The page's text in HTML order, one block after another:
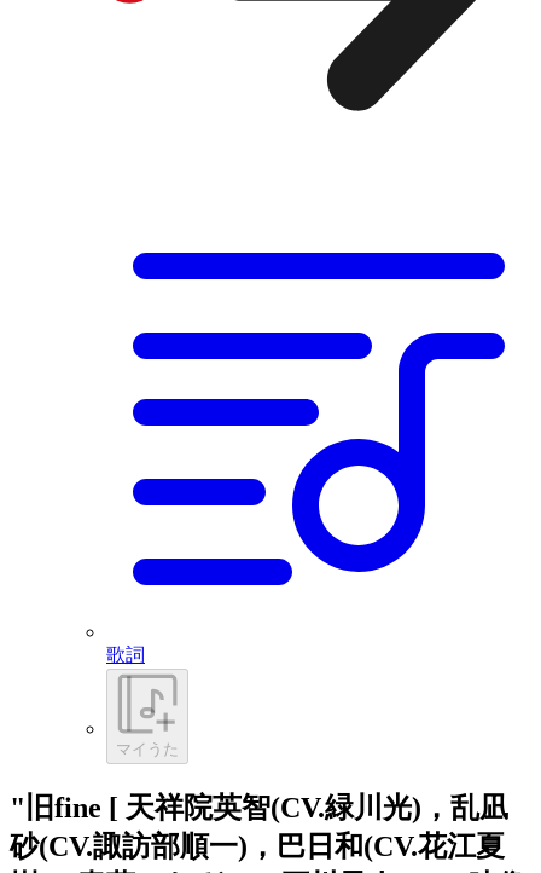
歌詞
マイうた
"旧fine [ 天祥院英智(CV.緑川光)，乱凪
砂(CV.諏訪部順一)，巴日和(CV.花江夏